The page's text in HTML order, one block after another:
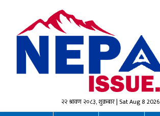
२२ श्रावण २०८३, शुक्रबार | Sat Aug 8 2026